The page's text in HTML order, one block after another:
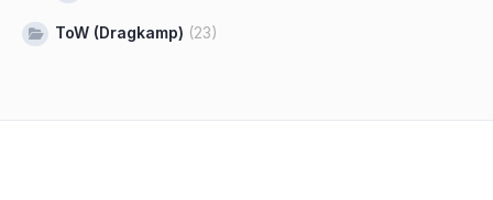
ToW (Dragkamp) (23)